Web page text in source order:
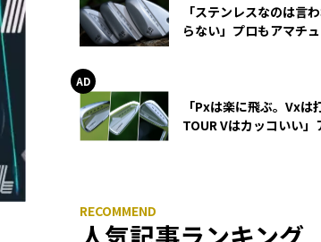
「ステンレスなのは言
らない」プロもアマチ
「Pxは楽に飛ぶ。Vxは
TOUR Vはカッコいい」